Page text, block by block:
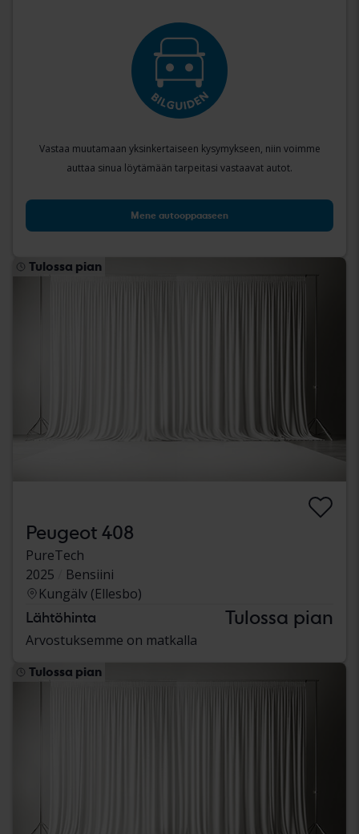
Vastaa muutamaan yksinkertaiseen kysymykseen, niin voimme
auttaa sinua löytämään tarpeitasi vastaavat autot.
Mene autooppaaseen
Tulossa pian
Peugeot 408
PureTech
2025
Bensiini
Kungälv (Ellesbo)
Lähtöhinta Tulossa pian
Arvostuksemme on matkalla
Tulossa pian